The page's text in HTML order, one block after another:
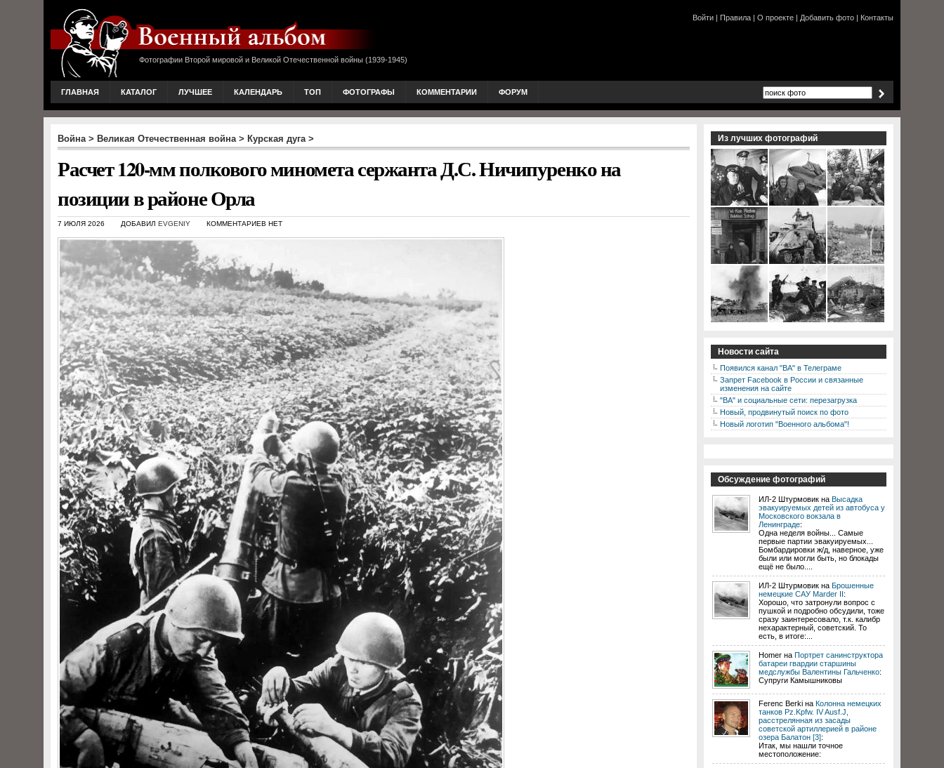
Фотографии Второй мировой и Великой Отечественной войны (1939-1945)
Войти | Правила | О проекте | Добавить фото | Контакты
ГЛАВНАЯ КАТАЛОГ ЛУЧШЕЕ КАЛЕНДАРЬ ТОП ФОТОГРАФЫ КОММЕНТАРИИ ФОРУМ
Война> Великая Отечественная война> Курская дуга>
Расчет 120-мм полкового миномета сержанта Д.С. Ничипуренко на
позиции в районе Орла
7 ИЮЛЯ 2026 ДОБАВИЛ EVGENIY КОММЕНТАРИЕВ НЕТ
Из лучших фотографий
Новости сайта
Появился канал "ВА" в Телеграме
Запрет Facebook в России и связанные
изменения на сайте
"ВА" и социальные сети: перезагрузка
Новый, продвинутый поиск по фото
Новый логотип "Военного альбома"!
Обсуждение фотографий
ИЛ-2 Штурмовик на Высадка
эвакуируемых детей из автобуса у
Московского вокзала в
Ленинграде:
Одна неделя войны... Самые
первые партии эвакуируемых...
Бомбардировки ж/д, наверное, уже
были или могли быть, но блокады
ещё не было....
ИЛ-2 Штурмовик на Брошенные
немецкие САУ Marder II:
Хорошо, что затронули вопрос с
пушкой и подробно обсудили, тоже
сразу заинтересовало, т.к. калибр
нехарактерный, советский. То
есть, в итоге:...
Homer на Портрет санинструктора
батареи гвардии старшины
медслужбы Валентины Гальченко:
Супруги Камышниковы
Ferenc Berki на Колонна немецких
танков Pz.Kpfw. IV Ausf.J,
расстрелянная из засады
советской артиллерией в районе
озера Балатон [3]:
Итак, мы нашли точное
местоположение: